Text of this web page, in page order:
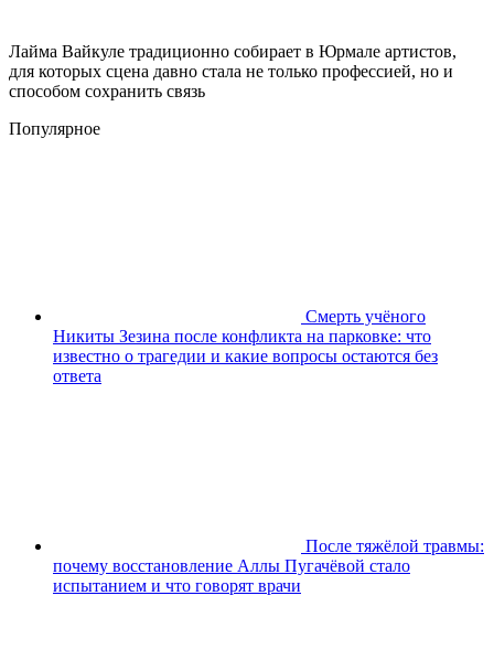
Лайма Вайкуле традиционно собирает в Юрмале артистов,
для которых сцена давно стала не только профессией, но и
способом сохранить связь
Популярное
Смерть учёного
Никиты Зезина после конфликта на парковке: что
известно о трагедии и какие вопросы остаются без
ответа
После тяжёлой травмы:
почему восстановление Аллы Пугачёвой стало
испытанием и что говорят врачи